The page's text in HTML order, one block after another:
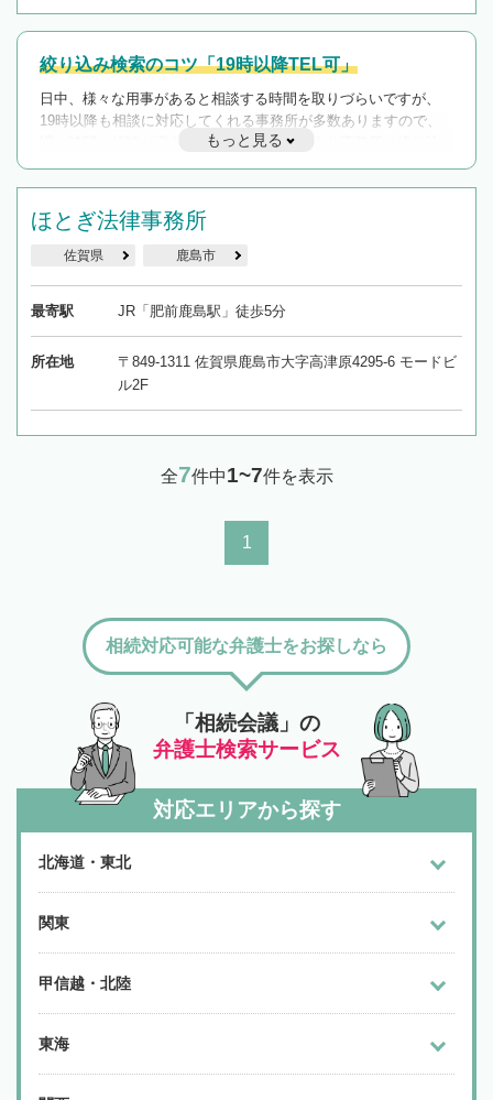
絞り込み検索のコツ「19時以降TEL可」
日中、様々な用事があると相談する時間を取りづらいですが、
19時以降も相談に対応してくれる事務所が多数ありますので、
遅い時間の相談が増えそうな場合はそのような事務所に絞り込
んで検索してみましょう。
を加えて再検索
もっと見る
ほとぎ法律事務所
佐賀県 鹿島市
最寄駅 JR「肥前鹿島駅」徒歩5分
所在地
〒849-1311 佐賀県鹿島市大字高津原4295-6 モードビ
ル2F
全7件中1~7件を表示
1
「相続会議」の
弁護士検索サービス
相続対応可能な弁護士をお探しなら
対応エリアから探す
北海道・東北
関東
甲信越・北陸
東海